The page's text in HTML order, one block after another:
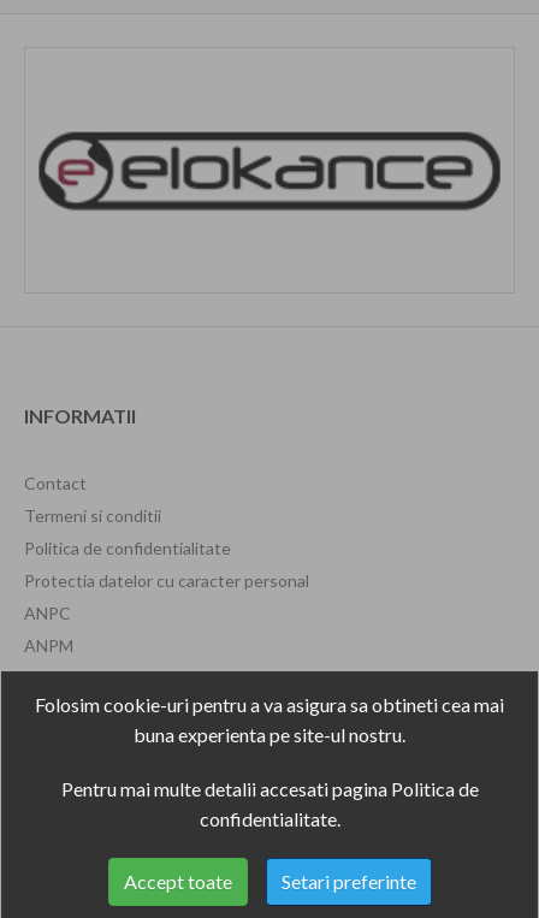
Folosim cookie-uri pentru a va asigura sa obtineti cea mai
buna experienta pe site-ul nostru.
Pentru mai multe detalii accesati pagina Politica de
confidentialitate.
Accept toate Setari preferinte
INFORMATII
Contact
Termeni si conditii
Politica de confidentialitate
Protectia datelor cu caracter personal
ANPC
ANPM
Formular de retragere
2021Electronic Plus. Toate drepturile rezervate.